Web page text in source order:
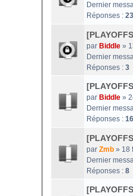
Dernier
Réponses : 23
par Biddle »
Dernier
Réponses : 3
par Biddle »
Dernier
Réponses : 16
par Zmb » 18
Dernier
Réponses : 8